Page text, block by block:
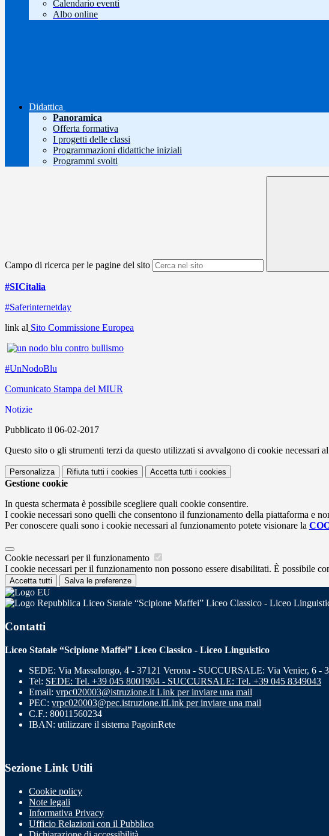
Calendario eventi
Albo online
Didattica
Panoramica
Offerta formativa
I progetti delle classi
Programmazioni didattiche iniziali
Programmi svolti
Campo di ricerca per le pagine del sito
#SICitalia
#Saferinternetday
link al Sito Commissione Europea
#UnNodoBlu
Comunicato Stampa del MIUR
Notizie
Pubblicato il 06-02-2017
Questo sito o gli strumenti terzi da questo utilizzati si avvalgono di cookie necessari
Personalizza Rifiuta tutti i cookies Accetta tutti i cookies
Gestione cookie
In questa schermata è possibile scegliere quali cookie consentire.
I cookie necessari sono quelli che consentono il funzionamento della piattaforma e
Per conoscere quali sono i cookie necessari al funzionamento potete visionare la
Cookie necessari per il funzionamento
I cookie necessari per il funzionamento non possono essere disabilitati. È possibile
Accetta tutti Salva le preferenze
Liceo Statale “Scipione Maffei” Liceo Classico - Liceo
Contatti
Liceo Statale “Scipione Maffei” Liceo Classico - Liceo Linguistico
SEDE: Via Massalongo, 4 - 37121 Verona - SUCCURSALE: Via Venier, 6 -
Tel: SEDE: Tel. +39 045 8001904 - SUCCURSALE: Tel. +39 045 8349043
Email: vrpc020003@istruzione.it Link per inviare una mail
PEC: vrpc020003@pec.istruzione.itLink per inviare una mail
C.F.: 80011560234
IBAN: utilizzare il sistema PagoinRete
Sezione Link Utili
Cookie policy
Note legali
Informativa Privacy
Ufficio Relazioni con il Pubblico